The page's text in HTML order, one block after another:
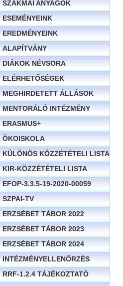
SZAKMAI ANYAGOK
ESEMÉNYEINK
EREDMÉNYEINK
ALAPÍTVÁNY
DIÁKOK NÉVSORA
ELÉRHETŐSÉGEK
MEGHIRDETETT ÁLLÁSOK
MENTORÁLÓ INTÉZMÉNY
ERASMUS+
ÖKOISKOLA
KÜLÖNÖS KÖZZÉTÉTELI LISTA
KIR-KÖZZÉTÉTELI LISTA
EFOP-3.3.5-19-2020-00059
SZPAI-TV
ERZSÉBET TÁBOR 2022
ERZSÉBET TÁBOR 2023
ERZSÉBET TÁBOR 2024
INTÉZMÉNYELLENŐRZÉS
RRF-1.2.4 TÁJÉKOZTATÓ